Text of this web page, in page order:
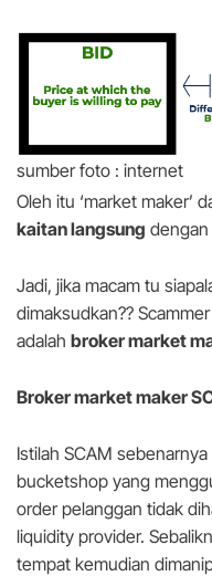
sumber foto : internet
Oleh itu ‘market maker’
kaitan langsung dengan
Jadi, jika macam tu
dimaksudkan??
adalah broker market
Broker market maker
Istilah SCAM
bucketshop yang
order pelanggan tidak
liquidity provider.
tempat kemudian